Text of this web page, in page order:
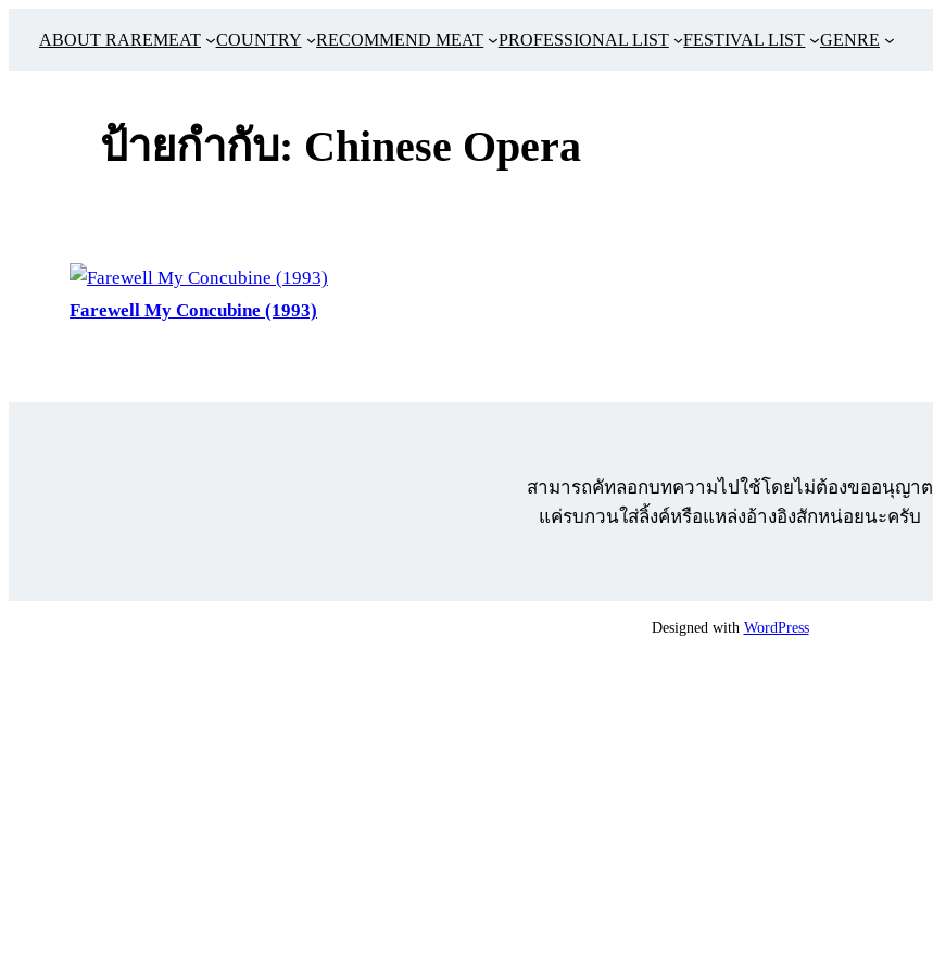
ABOUT RAREMEAT COUNTRY RECOMMEND MEAT PROFESSIONAL LIST FESTIVAL LIST GENRE
ป้ายกำกับ: Chinese Opera
Farewell My Concubine (1993)
สามารถคัทลอกบทความไปใช้โดยไม่ต้องขออนุญาต
แค่รบกวนใส่ลิ้งค์หรือแหล่งอ้างอิงสักหน่อยนะครับ
Designed with WordPress